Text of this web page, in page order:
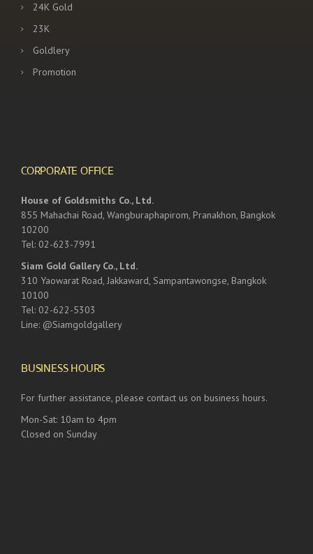
24K Gold
23K
Goldlery
Promotion
CORPORATE OFFICE
House of Goldsmiths Co., Ltd.
855 Mahachai Road, Wangburaphapirom, Pranakhon, Bangkok
10200
Tel: 02-623-7991
Siam Gold Gallery Co., Ltd.
310 Yaowarat Road, Jakkaward, Sampantawongse, Bangkok
10100
Tel: 02-622-5303
Line: @Siamgoldgallery
BUSINESS HOURS
For further assistance, please contact us on business hours.
Mon-Sat: 10am to 4pm
Closed on Sunday